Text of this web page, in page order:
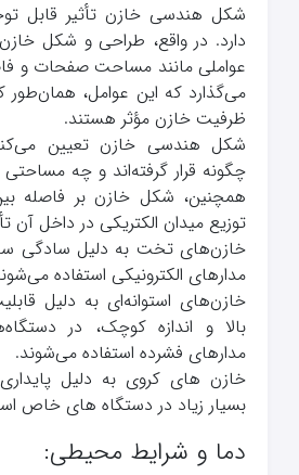
شکل هندسی خازن تأثیر قابل
دارد. در واقع، طراحی و شکل
عواملی مانند مساحت صفحات و
می‌گذارد که این عوامل، همان‌طور
ظرفیت خازن مؤثر هستند.
شکل هندسی خازن تعیین
چگونه قرار گرفته‌اند و چه
همچنین، شکل خازن بر فاصله
توزیع میدان الکتریکی در داخل آن
خازن‌های تخت به دلیل سادگی
مدارهای الکترونیکی استفاده
خازن‌های استوانه‌ای به دلیل
بالا و اندازه کوچک، در
مدارهای فشرده استفاده می‌شوند.
خازن های کروی به دلیل پایداری
بسیار زیاد در دستگاه های خاص
دما و شرایط محیطی: